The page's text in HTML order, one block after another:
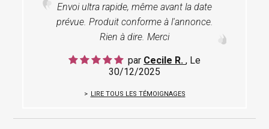
Envoi ultra rapide, même avant la date
prévue. Produit conforme à l'annonce.
Rien à dire. Merci
par Cecile R. , Le
30/12/2025
LIRE TOUS LES TÉMOIGNAGES